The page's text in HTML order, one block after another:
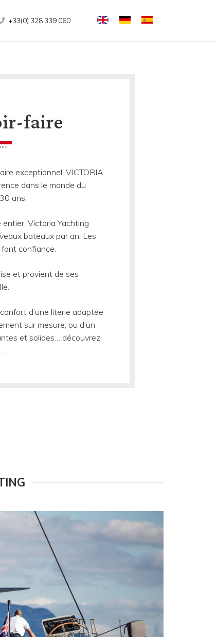
+33(0) 328 339 060
faire
exceptionnel, VICTORIA
dans le monde du
ans.
Victoria Yachting
bateaux par an. Les
confiance.
et provient de ses
d’une literie adaptée
sur mesure, ou d’un
et solides… découvrez